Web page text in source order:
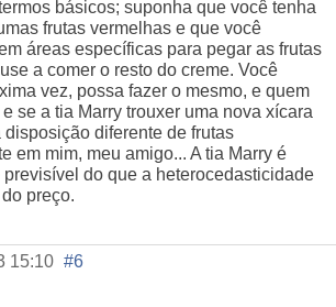
básicos; suponha que você tenha
frutas vermelhas e que você
áreas específicas para pegar as frutas
a comer o resto do creme. Você
vez, possa fazer o mesmo, e quem
se a tia Marry trouxer uma nova xícara
disposição diferente de frutas
em mim, meu amigo... A tia Marry é
do que a heterocedasticidade
preço.
15:10 #6